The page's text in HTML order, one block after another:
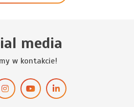
media
w kontakcie!